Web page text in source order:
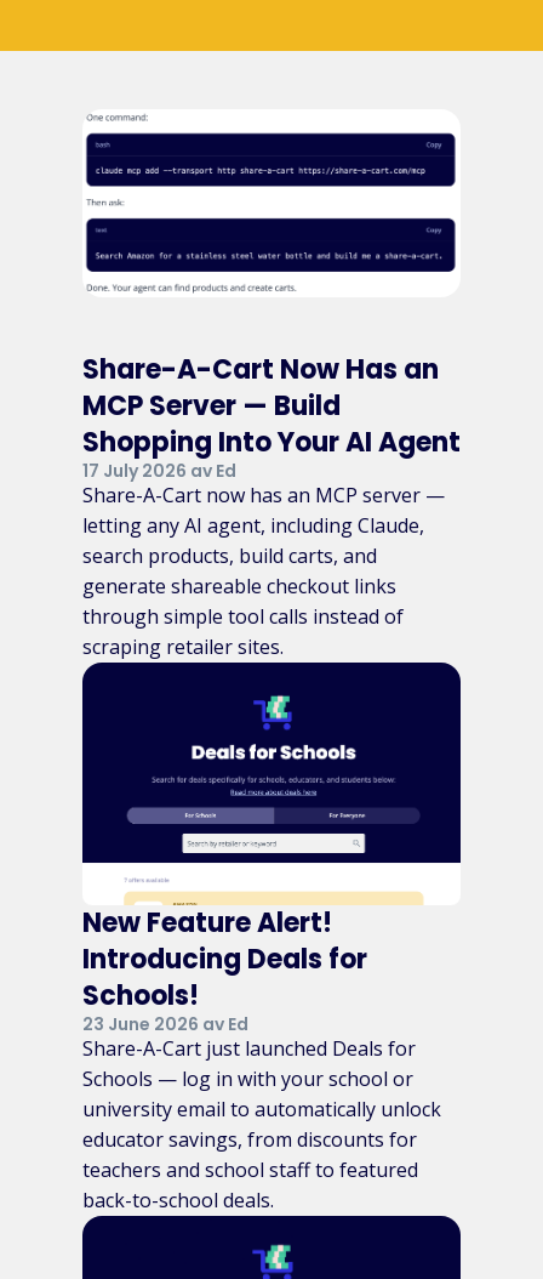
Share-A-Cart Now Has an
MCP Server — Build
Shopping Into Your AI Agent
17 July 2026 av Ed
Share-A-Cart now has an MCP server —
letting any AI agent, including Claude,
search products, build carts, and
generate shareable checkout links
through simple tool calls instead of
scraping retailer sites.
New Feature Alert!
Introducing Deals for
Schools!
23 June 2026 av Ed
Share-A-Cart just launched Deals for
Schools — log in with your school or
university email to automatically unlock
educator savings, from discounts for
teachers and school staff to featured
back-to-school deals.